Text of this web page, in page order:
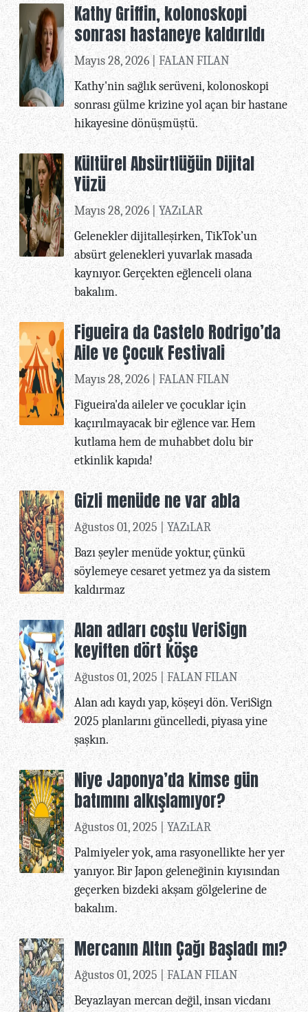
Kathy Griffin, kolonoskopi
sonrası hastaneye kaldırıldı
Mayıs 28, 2026 | FALAN FILAN
Kathy'nin sağlık serüveni, kolonoskopi
sonrası gülme krizine yol açan bir hastane
hikayesine dönüşmüştü.
Kültürel Absürtlüğün Dijital
Yüzü
Mayıs 28, 2026 | YAZıLAR
Gelenekler dijitalleşirken, TikTok’un
absürt gelenekleri yuvarlak masada
kaynıyor. Gerçekten eğlenceli olana
bakalım.
Figueira da Castelo Rodrigo’da
Aile ve Çocuk Festivali
Mayıs 28, 2026 | FALAN FILAN
Figueira'da aileler ve çocuklar için
kaçırılmayacak bir eğlence var. Hem
kutlama hem de muhabbet dolu bir
etkinlik kapıda!
Gizli menüde ne var abla
Ağustos 01, 2025 |YAZıLAR
Bazı şeyler menüde yoktur, çünkü
söylemeye cesaret yetmez ya da sistem
kaldırmaz
Alan adları coştu VeriSign
keyiften dört köşe
Ağustos 01, 2025 |FALAN FILAN
Alan adı kaydı yap, köşeyi dön. VeriSign
2025 planlarını güncelledi, piyasa yine
şaşkın.
Niye Japonya’da kimse gün
batımını alkışlamıyor?
Ağustos 01, 2025 |YAZıLAR
Palmiyeler yok, ama rasyonellikte her yer
yanıyor. Bir Japon geleneğinin kıyısından
geçerken bizdeki akşam gölgelerine de
bakalım.
Mercanın Altın Çağı Başladı mı?
Ağustos 01, 2025 |FALAN FILAN
Beyazlayan mercan değil, insan vicdanı